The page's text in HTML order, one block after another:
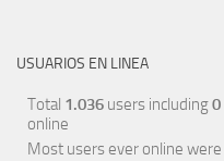
USUARIOS EN LINEA
Total 1.036 users including0
online
Most users ever online were